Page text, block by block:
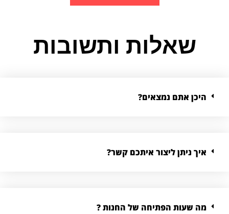
שאלות ותשובות
היכן אתם נמצאים?
איך ניתן ליצור איתכם קשר?
מה שעות הפתיחה של החנות ?